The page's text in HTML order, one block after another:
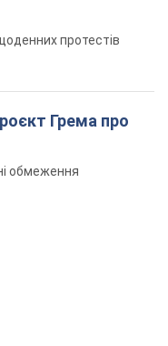
протестів
Грема про
обмеження